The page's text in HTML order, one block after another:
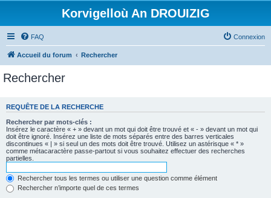
Korvigelloù An DROUIZIG
FAQ Connexion
Accueil du forum Rechercher
Rechercher
REQUÊTE DE LA RECHERCHE
Rechercher par mots-clés :
Insérez le caractère « + » devant un mot qui doit être trouvé et « - » devant un mot qui
doit être ignoré. Insérez une liste de mots séparés entre des barres verticales
discontinues « | » si seul un des mots doit être trouvé. Utilisez un astérisque « * »
comme métacaractère passe-partout si vous souhaitez effectuer des recherches
partielles.
Rechercher tous les termes ou utiliser une question comme élément
Rechercher n’importe quel de ces termes